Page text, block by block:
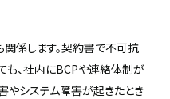
係します。契約書で不可抗
、社内にBCPや連絡体制が
やシステム障害が起きたとき